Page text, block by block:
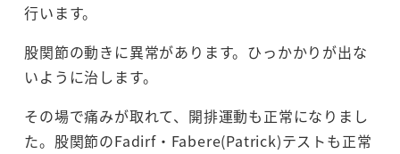
行います。
股関節の動きに異常があります。ひっかかりが出な
いように治します。
その場で痛みが取れて、開排運動も正常になりまし
た。股関節のFadirf・Fabere(Patrick)テストも正常